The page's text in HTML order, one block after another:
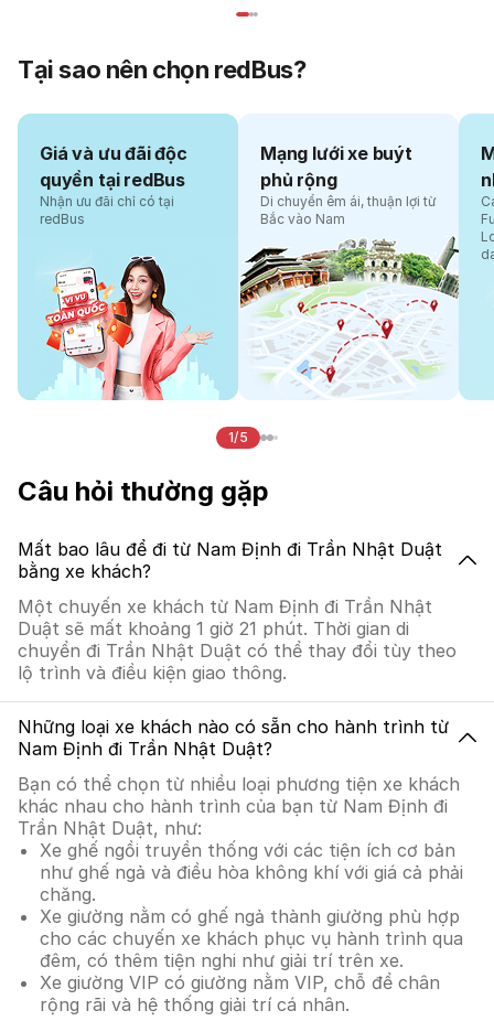
Tại sao nên chọn redBus?
Giá và ưu đãi độc
quyền tại redBus
Nhận ưu đãi chỉ có tại
redBus
Mạng lưới xe buýt
phủ rộng
Di chuyển êm ái, thuận lợi từ
Bắc vào Nam
1/5
Câu hỏi thường gặp
Mất bao lâu để đi từ Nam Định đi Trần Nhật Duật
bằng xe khách?
Một chuyến xe khách từ Nam Định đi Trần Nhật
Duật sẽ mất khoảng 1 giờ 21 phút. Thời gian di
chuyển đi Trần Nhật Duật có thể thay đổi tùy theo
lộ trình và điều kiện giao thông.
Những loại xe khách nào có sẵn cho hành trình từ
Nam Định đi Trần Nhật Duật?
Bạn có thể chọn từ nhiều loại phương tiện xe khách
khác nhau cho hành trình của bạn từ Nam Định đi
Trần Nhật Duật, như:
Xe ghế ngồi truyền thống với các tiện ích cơ bản
như ghế ngả và điều hòa không khí với giá cả phải
chăng.
Xe giường nằm có ghế ngả thành giường phù hợp
cho các chuyến xe khách phục vụ hành trình qua
đêm, có thêm tiện nghi như giải trí trên xe.
Xe giường VIP có giường nằm VIP, chỗ để chân
rộng rãi và hệ thống giải trí cá nhân.